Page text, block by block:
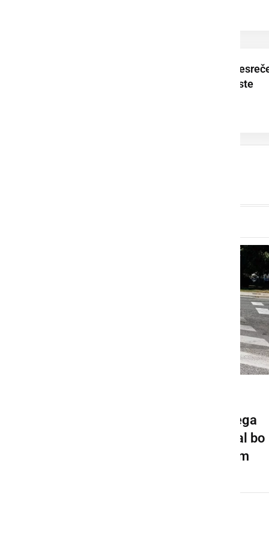
Zaradi prometne
popolna zapora ceste
Pričela se bo gradnja novega
krožišča v Ljutomeru, veljal bo
spremenjen prometni režim